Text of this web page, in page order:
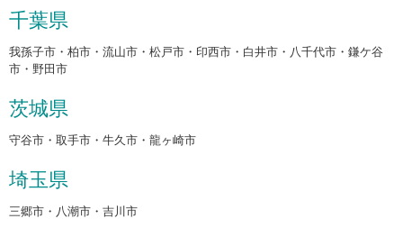
千葉県
我孫子市・柏市・流山市・松戸市・印西市・白井市・八千代市・鎌ケ谷
市・野田市
茨城県
守谷市・取手市・牛久市・龍ヶ崎市
埼玉県
三郷市・八潮市・吉川市